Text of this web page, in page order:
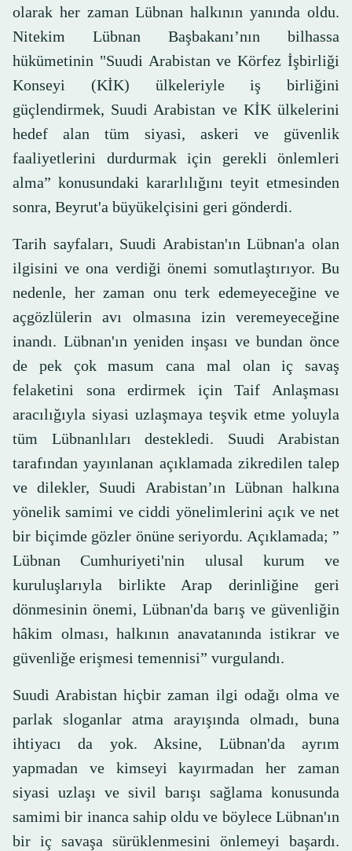
olarak her zaman Lübnan halkının yanında oldu.
Nitekim Lübnan Başbakanı’nın bilhassa
hükümetinin "Suudi Arabistan ve Körfez İşbirliği
Konseyi (KİK) ülkeleriyle iş birliğini
güçlendirmek, Suudi Arabistan ve KİK ülkelerini
hedef alan tüm siyasi, askeri ve güvenlik
faaliyetlerini durdurmak için gerekli önlemleri
alma” konusundaki kararlılığını teyit etmesinden
sonra, Beyrut'a büyükelçisini geri gönderdi.
Tarih sayfaları, Suudi Arabistan'ın Lübnan'a olan
ilgisini ve ona verdiği önemi somutlaştırıyor. Bu
nedenle, her zaman onu terk edemeyeceğine ve
açgözlülerin avı olmasına izin veremeyeceğine
inandı. Lübnan'ın yeniden inşası ve bundan önce
de pek çok masum cana mal olan iç savaş
felaketini sona erdirmek için Taif Anlaşması
aracılığıyla siyasi uzlaşmaya teşvik etme yoluyla
tüm Lübnanlıları destekledi. Suudi Arabistan
tarafından yayınlanan açıklamada zikredilen talep
ve dilekler, Suudi Arabistan’ın Lübnan halkına
yönelik samimi ve ciddi yönelimlerini açık ve net
bir biçimde gözler önüne seriyordu. Açıklamada; ”
Lübnan Cumhuriyeti'nin ulusal kurum ve
kuruluşlarıyla birlikte Arap derinliğine geri
dönmesinin önemi, Lübnan'da barış ve güvenliğin
hâkim olması, halkının anavatanında istikrar ve
güvenliğe erişmesi temennisi” vurgulandı.
Suudi Arabistan hiçbir zaman ilgi odağı olma ve
parlak sloganlar atma arayışında olmadı, buna
ihtiyacı da yok. Aksine, Lübnan'da ayrım
yapmadan ve kimseyi kayırmadan her zaman
siyasi uzlaşı ve sivil barışı sağlama konusunda
samimi bir inanca sahip oldu ve böylece Lübnan'ın
bir iç savaşa sürüklenmesini önlemeyi başardı.